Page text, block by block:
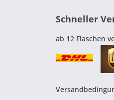
Schneller
ab 12 Flaschen